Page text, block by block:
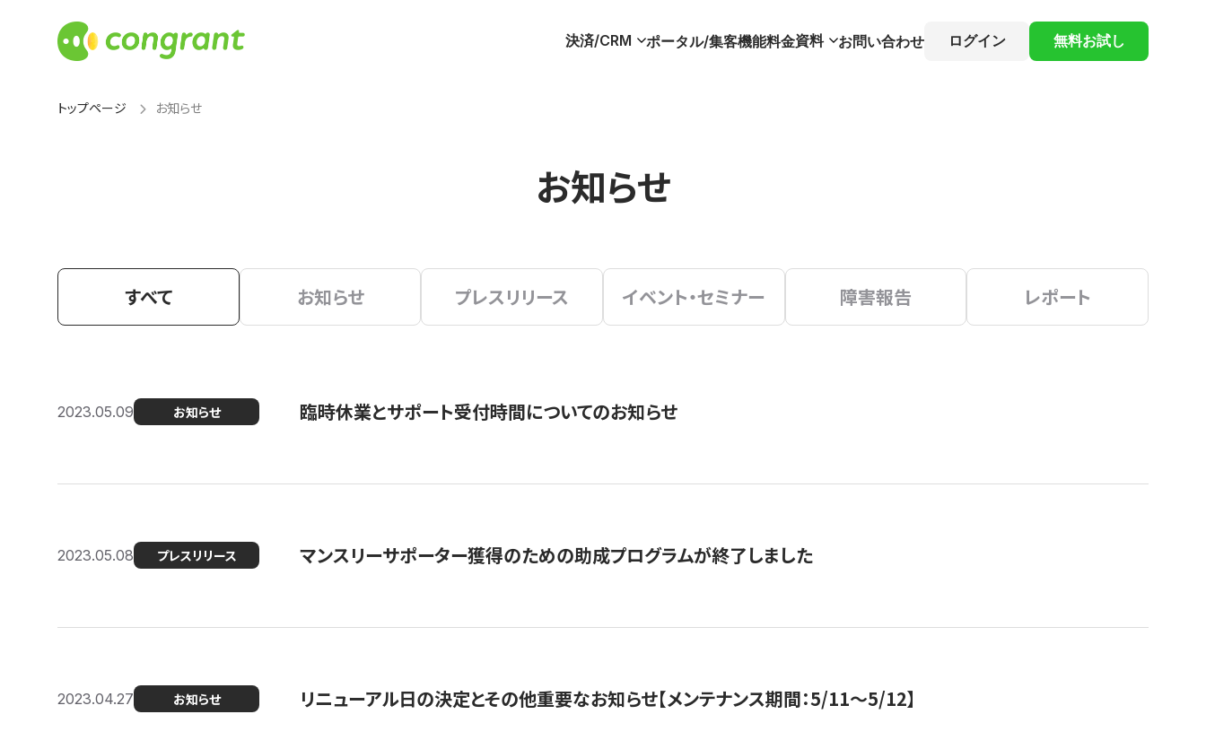
決済/CRM ポータル/集客機能料金資料 お問い合わせ ログイン 無料お試し
トップページ お知らせ
お知らせ
すべて お知らせ プレスリリース イベント・セミナー 障害報告 レポート
2023.05.09 お知らせ 臨時休業とサポート受付時間についてのお知らせ
2023.05.08 プレスリリース マンスリーサポーター獲得のための助成プログラムが終了しました
2023.04.27 お知らせ リニューアル日の決定とその他重要なお知らせ【メンテナンス期間：5/11～5/12】